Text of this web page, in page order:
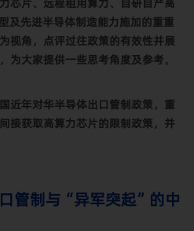
芯片、远程租用算力、自研自产高
及先进半导体制造能力施加的重重
视角，点评过往政策的有效性并展
为大家提供一些思考角度及参考。
近年对华半导体出口管制政策，重
接获取高算力芯片的限制政策，并
管制与“异军突起”的中